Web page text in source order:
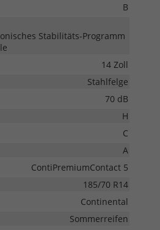
B
Stabilitäts-Programm
14 Zoll
Stahlfelge
70 dB
H
C
A
ContiPremiumContact 5
185/70 R14
Continental
Sommerreifen